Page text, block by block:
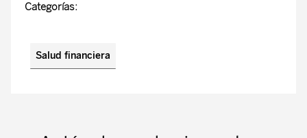
Categorías:
Salud financiera